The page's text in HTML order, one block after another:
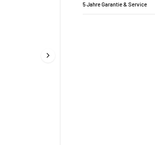
5 Jahre Garantie & Service